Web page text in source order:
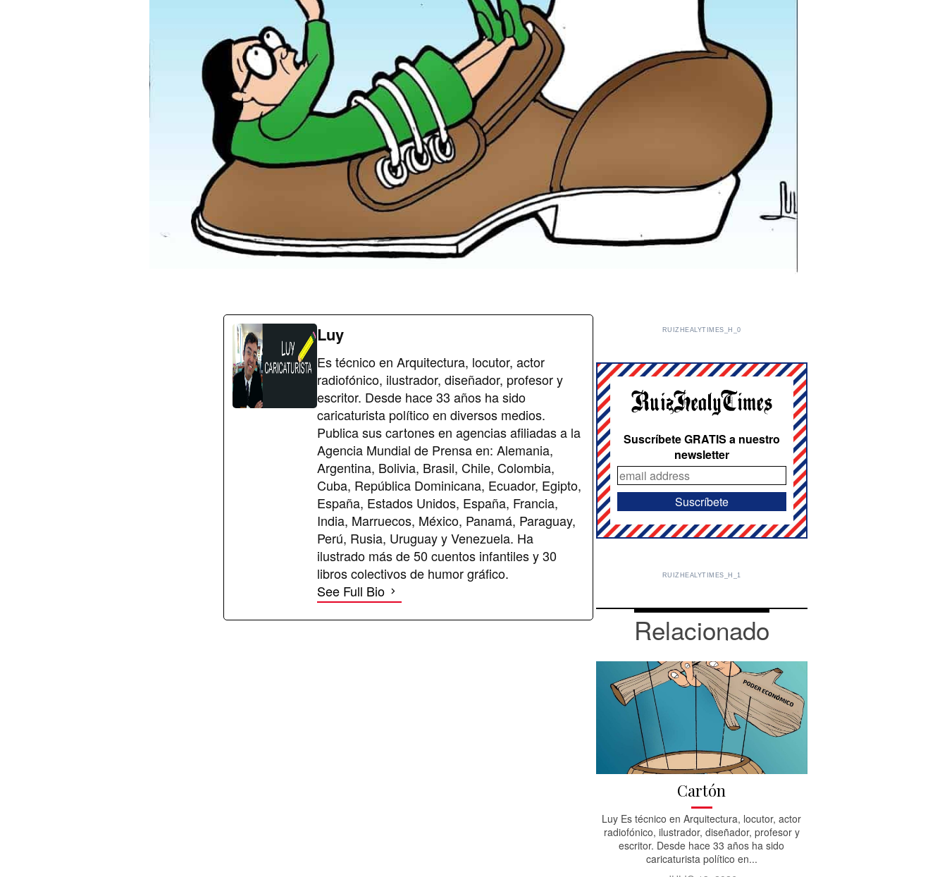
Luy
Es técnico en Arquitectura, locutor, actor
radiofónico, ilustrador, diseñador, profesor y
escritor. Desde hace 33 años ha sido
caricaturista político en diversos medios.
Publica sus cartones en agencias afiliadas a la
Agencia Mundial de Prensa en: Alemania,
Argentina, Bolivia, Brasil, Chile, Colombia,
Cuba, República Dominicana, Ecuador, Egipto,
España, Estados Unidos, España, Francia,
India, Marruecos, México, Panamá, Paraguay,
Perú, Rusia, Uruguay y Venezuela. Ha
ilustrado más de 50 cuentos infantiles y 30
libros colectivos de humor gráfico.
See Full Bio
RUIZHEALYTIMES_H_0
Suscríbete GRATIS a nuestro
newsletter
RUIZHEALYTIMES_H_1
Relacionado
Cartón
Luy Es técnico en Arquitectura, locutor, actor
radiofónico, ilustrador, diseñador, profesor y
escritor. Desde hace 33 años ha sido
caricaturista político en...